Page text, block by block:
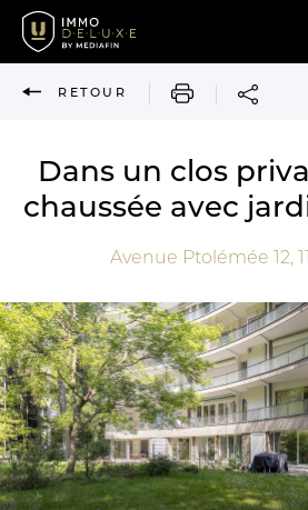
RETOUR IMPRIMER
Dans un clos
chaussée avec
Avenue Ptolémée 12,